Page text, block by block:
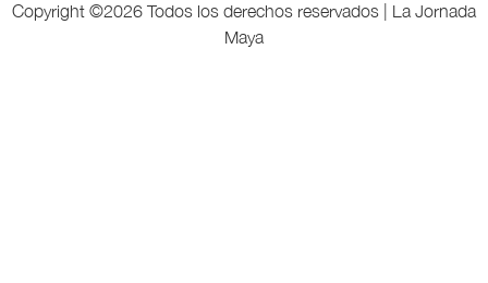
Copyright ©2026 Todos los derechos reservados | La Jornada
Maya